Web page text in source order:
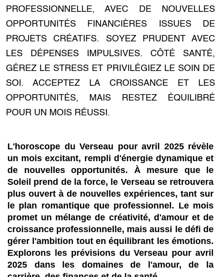
PROFESSIONNELLE, AVEC DE NOUVELLES
OPPORTUNITÉS FINANCIÈRES ISSUES DE
PROJETS CRÉATIFS. SOYEZ PRUDENT AVEC
LES DÉPENSES IMPULSIVES. CÔTÉ SANTÉ,
GÉREZ LE STRESS ET PRIVILÉGIEZ LE SOIN DE
SOI. ACCEPTEZ LA CROISSANCE ET LES
OPPORTUNITÉS, MAIS RESTEZ ÉQUILIBRÉ
POUR UN MOIS RÉUSSI.
L'horoscope du Verseau pour avril 2025 révèle
un mois excitant, rempli d'énergie dynamique et
de nouvelles opportunités. À mesure que le
Soleil prend de la force, le Verseau se retrouvera
plus ouvert à de nouvelles expériences, tant sur
le plan romantique que professionnel. Le mois
promet un mélange de créativité, d'amour et de
croissance professionnelle, mais aussi le défi de
gérer l'ambition tout en équilibrant les émotions.
Explorons les prévisions du Verseau pour avril
2025 dans les domaines de l'amour, de la